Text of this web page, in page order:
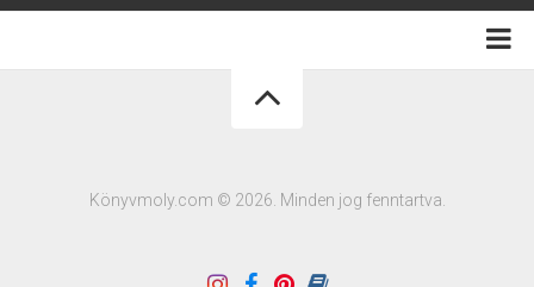
Könyvmoly.com © 2026. Minden jog fenntartva.